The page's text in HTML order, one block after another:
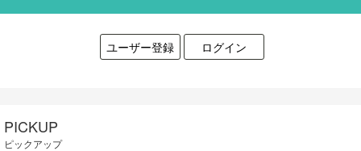
ユーザー登録 ログイン
PICKUP
ピックアップ